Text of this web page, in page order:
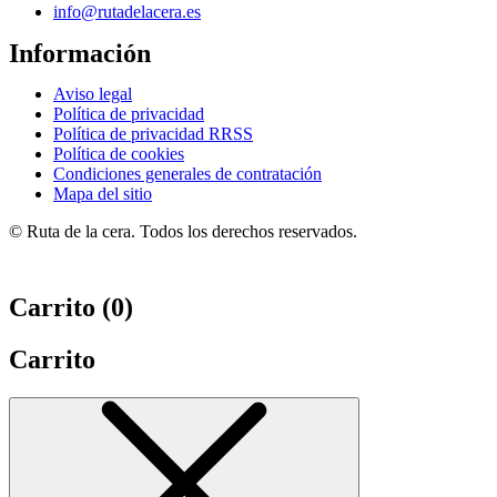
info@rutadelacera.es
Información
Aviso legal
Política de privacidad
Política de privacidad RRSS
Política de cookies
Condiciones generales de contratación
Mapa del sitio
© Ruta de la cera. Todos los derechos reservados.
Carrito (0)
Carrito